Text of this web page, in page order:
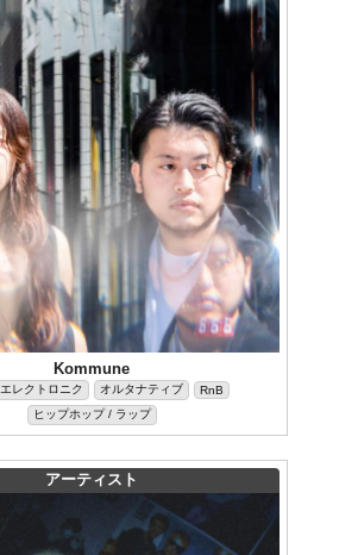
Kommune
エレクトロニク オルタナティブ
RnB
ヒップホップ / ラップ
アーティスト